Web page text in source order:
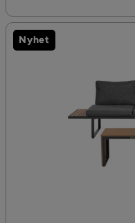
Nyhet